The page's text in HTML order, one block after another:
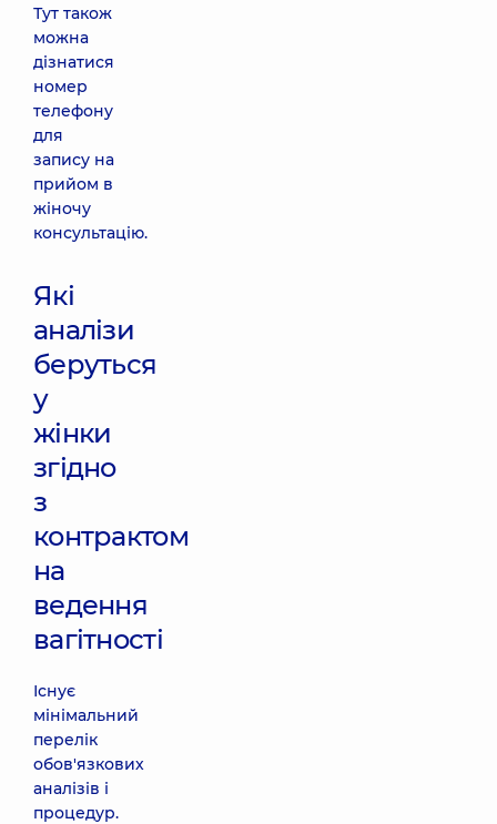
Тут також
можна
дізнатися
номер
телефону
для
запису на
прийом в
жіночу
консультацію.
Які
аналізи
беруться
у
жінки
згідно
з
контрактом
на
ведення
вагітності
Існує
мінімальний
перелік
обов'язкових
аналізів і
процедур.